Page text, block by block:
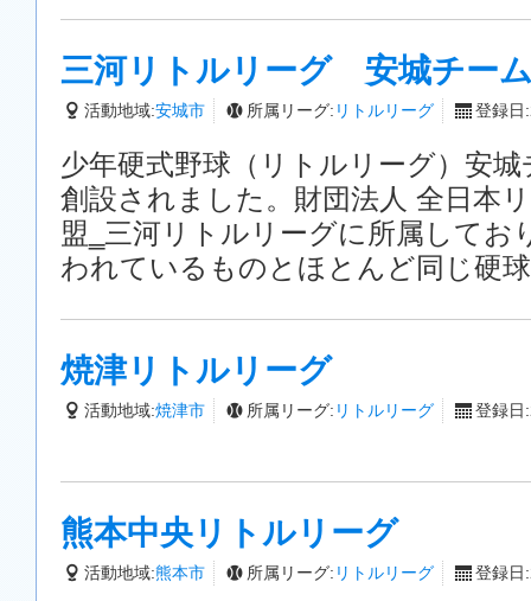
三河リトルリーグ 安城チー
活動地域:安城市 所属リーグ: リトルリーグ 登録日
少年硬式野球（リトルリーグ）安
創設されました。財団法人 全日本
盟‗三河リトルリーグに所属してお
われているものとほとんど同じ硬
焼津リトルリーグ
活動地域:焼津市 所属リーグ: リトルリーグ 登録日
熊本中央リトルリーグ
活動地域:熊本市 所属リーグ: リトルリーグ 登録日